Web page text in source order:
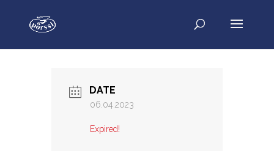
DATE
06.04.2023
Expired!